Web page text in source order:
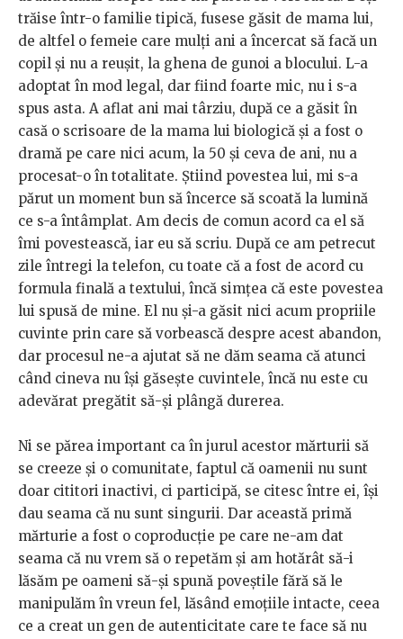
trăise într-o familie tipică, fusese găsit de mama lui,
de altfel o femeie care mulți ani a încercat să facă un
copil și nu a reușit, la ghena de gunoi a blocului. L-a
adoptat în mod legal, dar fiind foarte mic, nu i s-a
spus asta. A aflat ani mai târziu, după ce a găsit în
casă o scrisoare de la mama lui biologică și a fost o
dramă pe care nici acum, la 50 și ceva de ani, nu a
procesat-o în totalitate. Știind povestea lui, mi s-a
părut un moment bun să încerce să scoată la lumină
ce s-a întâmplat. Am decis de comun acord ca el să
îmi povestească, iar eu să scriu. După ce am petrecut
zile întregi la telefon, cu toate că a fost de acord cu
formula finală a textului, încă simțea că este povestea
lui spusă de mine. El nu și-a găsit nici acum propriile
cuvinte prin care să vorbească despre acest abandon,
dar procesul ne-a ajutat să ne dăm seama că atunci
când cineva nu își găsește cuvintele, încă nu este cu
adevărat pregătit să-și plângă durerea.
Ni se părea important ca în jurul acestor mărturii să
se creeze și o comunitate, faptul că oamenii nu sunt
doar cititori inactivi, ci participă, se citesc între ei, își
dau seama că nu sunt singurii. Dar această primă
mărturie a fost o coproducție pe care ne-am dat
seama că nu vrem să o repetăm și am hotărât să-i
lăsăm pe oameni să-și spună poveștile fără să le
manipulăm în vreun fel, lăsând emoțiile intacte, ceea
ce a creat un gen de autenticitate care te face să nu